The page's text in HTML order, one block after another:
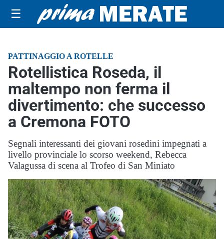
☰
PATTINAGGIO A ROTELLE
Rotellistica Roseda, il
maltempo non ferma il
divertimento: che successo
a Cremona FOTO
Segnali interessanti dei giovani rosedini impegnati a
livello provinciale lo scorso weekend, Rebecca
Valagussa di scena al Trofeo di San Miniato